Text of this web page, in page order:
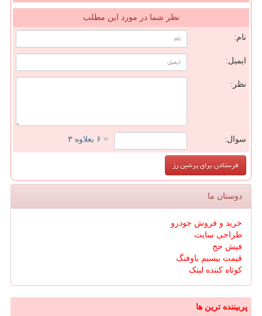
نظر شما در مورد این مطلب
نام:
ایمیل:
نظر:
سوال: = ۶ بعلاوه ۳
دوستان ما
خرید و فروش خودرو
طراحی سایت
فیش حج
قیمت بیسیم باوفنگ
کوتاه کننده لینک
پربیننده ترین ها